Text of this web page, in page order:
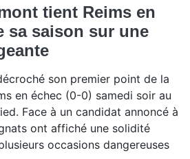
tient Reims en
sa saison sur une
son premier point de la
en échec (0-0) samedi soir au
Face à un candidat annoncé à
ont affiché une solidité
occasions dangereuses